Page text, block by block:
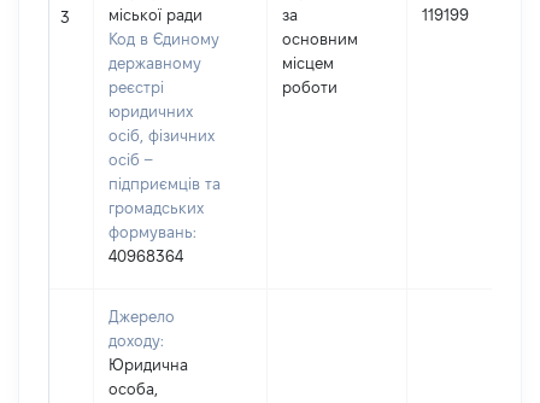
3
міської ради
Код в Єдиному
державному
реєстрі
юридичних
осіб, фізичних
осіб –
підприємців та
громадських
формувань:
40968364
за
основним
місцем
роботи
119199
Джерело
доходу:
Юридична
особа,